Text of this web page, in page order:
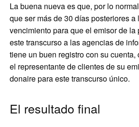
La buena nueva es que, por lo
que ser más de 30 días posteriores a
vencimiento para que el emisor de la
este transcurso a las agencias de
tiene un buen registro con su cuenta,
el representante de clientes de su
donaire para este transcurso único.
El resultado final